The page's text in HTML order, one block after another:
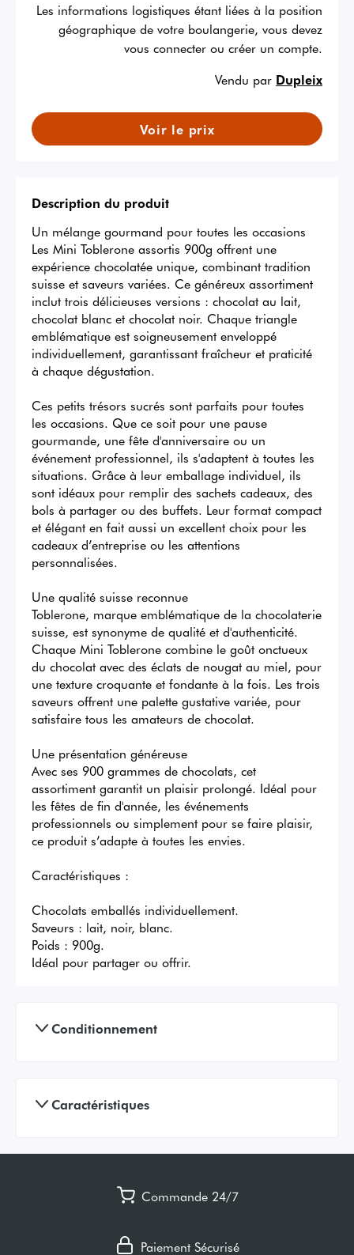
Les informations logistiques étant liées à la position
géographique de votre boulangerie, vous devez
vous connecter ou créer un compte.
Vendu par Dupleix
Voir le prix
Description du produit
Un mélange gourmand pour toutes les occasions
Les Mini Toblerone assortis 900g offrent une
expérience chocolatée unique, combinant tradition
suisse et saveurs variées. Ce généreux assortiment
inclut trois délicieuses versions : chocolat au lait,
chocolat blanc et chocolat noir. Chaque triangle
emblématique est soigneusement enveloppé
individuellement, garantissant fraîcheur et praticité
à chaque dégustation.
Ces petits trésors sucrés sont parfaits pour toutes
les occasions. Que ce soit pour une pause
gourmande, une fête d'anniversaire ou un
événement professionnel, ils s'adaptent à toutes les
situations. Grâce à leur emballage individuel, ils
sont idéaux pour remplir des sachets cadeaux, des
bols à partager ou des buffets. Leur format compact
et élégant en fait aussi un excellent choix pour les
cadeaux d’entreprise ou les attentions
personnalisées.
Une qualité suisse reconnue
Toblerone, marque emblématique de la chocolaterie
suisse, est synonyme de qualité et d'authenticité.
Chaque Mini Toblerone combine le goût onctueux
du chocolat avec des éclats de nougat au miel, pour
une texture croquante et fondante à la fois. Les trois
saveurs offrent une palette gustative variée, pour
satisfaire tous les amateurs de chocolat.
Une présentation généreuse
Avec ses 900 grammes de chocolats, cet
assortiment garantit un plaisir prolongé. Idéal pour
les fêtes de fin d'année, les événements
professionnels ou simplement pour se faire plaisir,
ce produit s’adapte à toutes les envies.
Caractéristiques :
Chocolats emballés individuellement.
Saveurs : lait, noir, blanc.
Poids : 900g.
Idéal pour partager ou offrir.
Conditionnement
Caractéristiques
Commande 24/7
Paiement Sécurisé